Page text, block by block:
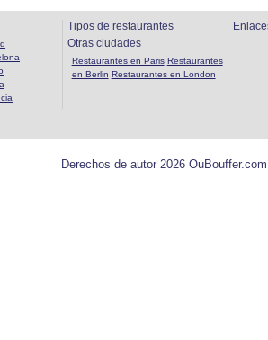
Tipos de restaurantes
Otras ciudades
Restaurantes en Paris Restaurantes
en Berlin Restaurantes en London
Derechos de autor 2026